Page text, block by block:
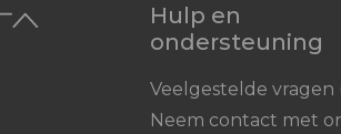
Hulp en
ondersteuning
Veelgestelde vragen
Neem contact met